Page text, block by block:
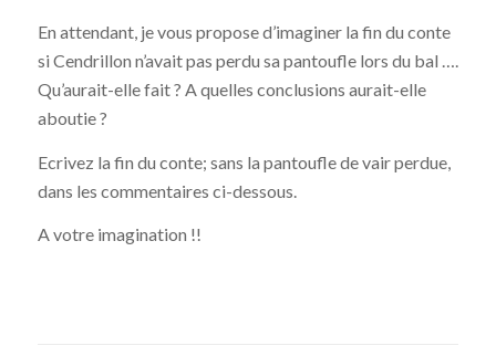
En attendant, je vous propose d’imaginer la fin du conte
si Cendrillon n’avait pas perdu sa pantoufle lors du bal ….
Qu’aurait-elle fait ? A quelles conclusions aurait-elle
aboutie ?
Ecrivez la fin du conte; sans la pantoufle de vair perdue,
dans les commentaires ci-dessous.
A votre imagination !!